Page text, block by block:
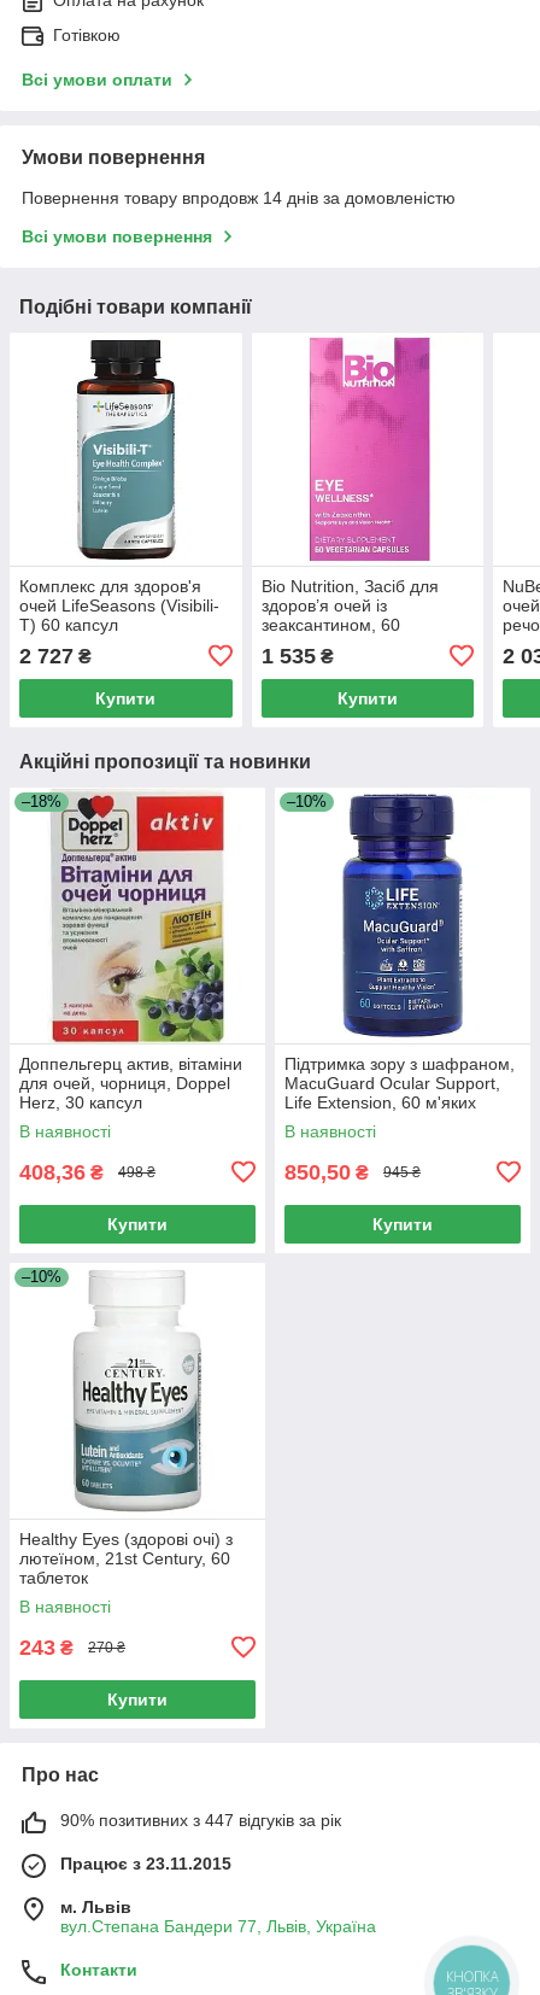
Готівкою
Всі умови оплати
Умови повернення
Повернення товару впродовж 14 днів за домовленістю
Всі умови повернення
Подібні товари компанії
Комплекс для здоров'я
очей LifeSeasons (Visibili-
T) 60 капсул
2 727 ₴
Купити
Bio Nutrition, Засіб для
здоров’я очей із
зеаксантином, 60
1 535₴
Купити
2
Акційні пропозиції та новинки
–18%
Доппельгерц актив, вітаміни
для очей, чорниця, Doppel
Herz, 30 капсул
В наявності
408,36 ₴ 498 ₴
Купити
–10%
Підтримка зору з шафраном,
MacuGuard Ocular Support,
Life Extension, 60 м'яких
таблеток
В наявності
850,50 ₴ 945 ₴
Купити
–10%
Healthy Eyes (здорові очі) з
лютеїном, 21st Century, 60
таблеток
В наявності
243 ₴ 270 ₴
Купити
Про нас
90% позитивних з 447 відгуків за рік
Працює з 23.11.2015
м. Львів
вул.Степана Бандери 77, Львів, Україна
Контакти
КНОПКА